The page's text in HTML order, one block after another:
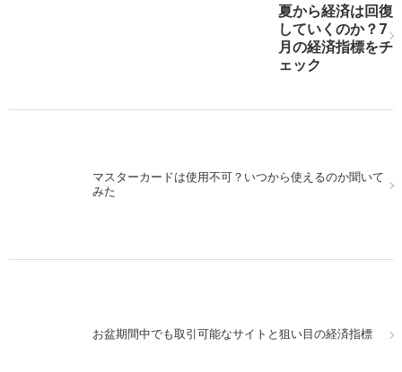
夏から経済は回復
していくのか？7
月の経済指標をチ
ェック
マスターカードは使用不可？いつから使えるのか聞いて
みた
お盆期間中でも取引可能なサイトと狙い目の経済指標